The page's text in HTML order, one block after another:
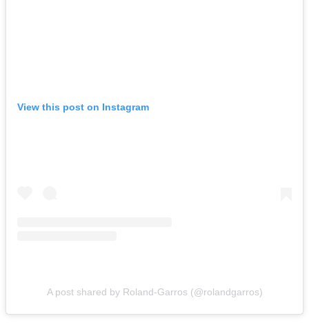
View this post on Instagram
A post shared by Roland-Garros (@rolandgarros)